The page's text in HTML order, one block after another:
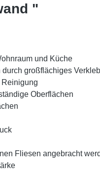
"
und Küche
großflächiges
Oberflächen
Fliesen angebracht